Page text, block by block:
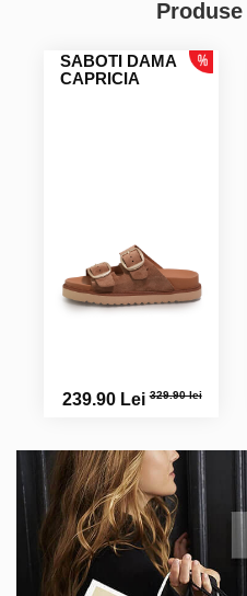
SABOTI DAMA
CAPRICIA
239.90 Lei329.90 lei